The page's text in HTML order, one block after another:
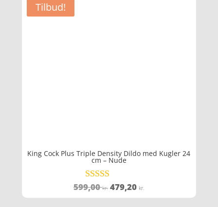
Tilbud!
King Cock Plus Triple Density Dildo med Kugler 24
cm – Nude
Vurderet
4.6
599,00kr. Den
oprindelige
479,20 kr.
aktuelle